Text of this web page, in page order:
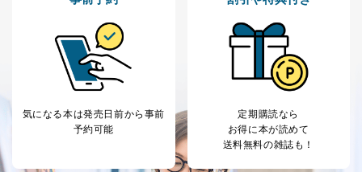
気になる本は発売日前から事前
予約可能
定期購読なら
お得に本が読めて
送料無料の雑誌も！